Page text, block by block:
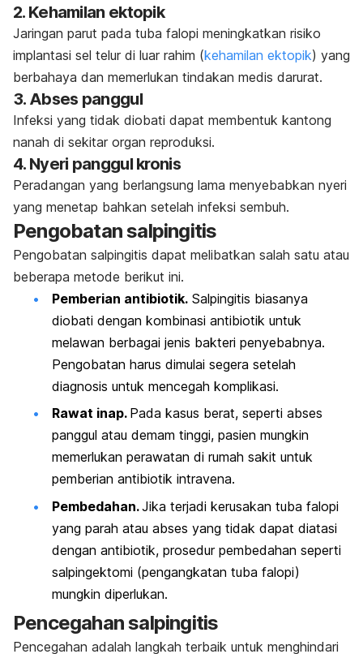
2. Kehamilan ektopik
Jaringan parut pada tuba falopi meningkatkan risiko
implantasi sel telur di luar rahim (kehamilan ektopik) yang
berbahaya dan memerlukan tindakan medis darurat.
3. Abses panggul
Infeksi yang tidak diobati dapat membentuk kantong
nanah di sekitar organ reproduksi.
4. Nyeri panggul kronis
Peradangan yang berlangsung lama menyebabkan nyeri
yang menetap bahkan setelah infeksi sembuh.
Pengobatan salpingitis
Pengobatan salpingitis dapat melibatkan salah satu atau
beberapa metode berikut ini.
Pemberian antibiotik. Salpingitis biasanya
diobati dengan kombinasi antibiotik untuk
melawan berbagai jenis bakteri penyebabnya.
Pengobatan harus dimulai segera setelah
diagnosis untuk mencegah komplikasi.
Rawat inap. Pada kasus berat, seperti abses
panggul atau demam tinggi, pasien mungkin
memerlukan perawatan di rumah sakit untuk
pemberian antibiotik intravena.
Pembedahan.Jika terjadi kerusakan tuba falopi
yang parah atau abses yang tidak dapat diatasi
dengan antibiotik, prosedur pembedahan seperti
salpingektomi (pengangkatan tuba falopi)
mungkin diperlukan.
Pencegahan salpingitis
Pencegahan adalah langkah terbaik untuk menghindari